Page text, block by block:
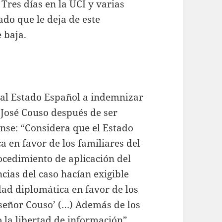
días en la UCI y varias
que le deja de este
baja.
Estado Español a indemnizar
Couso después de ser
“Considera que el Estado
en favor de los familiares del
de aplicación del
del caso hacían exigible
diplomática en favor de los
Couso’ (…) Además de los